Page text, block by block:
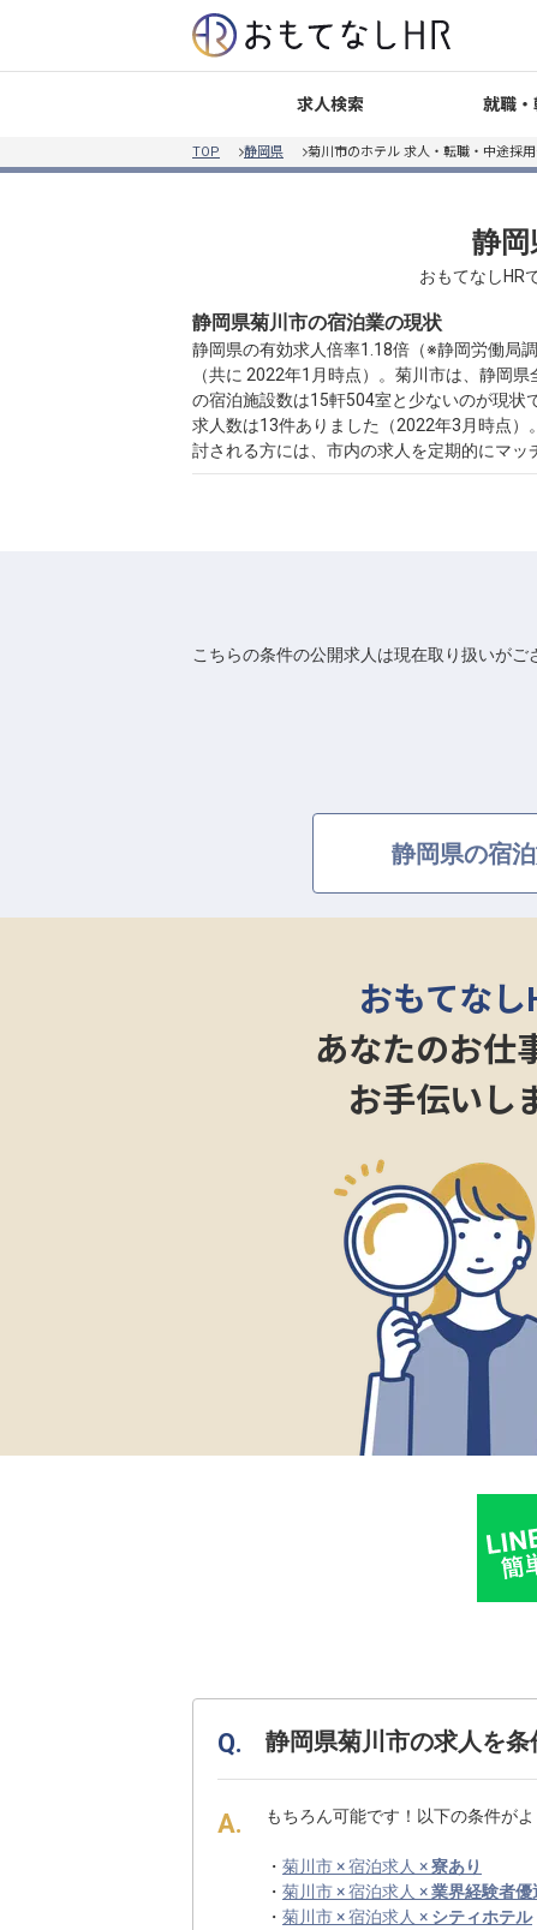
求人検索 就職
TOP 静岡県 菊川市のホテル 求人・転職・中途採
静
おもてなしHR
静岡県菊川市の宿泊業の現状
静岡県の有効求人倍率1.18倍（※静岡労働局
（共に 2022年1月時点）。菊川市は、静岡
の宿泊施設数は15軒504室と少ないのが現状
求人数は13件ありました（2022年3月時点
討される方には、市内の求人を定期的にマ
こちらの条件の公開求人は現在取り扱いがご
静岡県の宿
おもてなし
あなたのお仕
お手伝いし
静岡県菊川市の求人を
もちろん可能です！以下の条件がよ
・ 菊川市 × 宿泊求人 ×寮あり
・ 菊川市 × 宿泊求人 ×業界経験者優
・ 菊川市 × 宿泊求人 × シティホテル